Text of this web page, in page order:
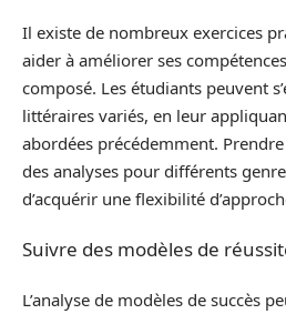
Il existe de nombreux exercices
aider à améliorer ses
composé. Les étudiants peuvent
littéraires variés, en leur
abordées précédemment.
des analyses pour différents
d’acquérir une flexibilité
Suivre des modèles de
L’analyse de modèles de succès